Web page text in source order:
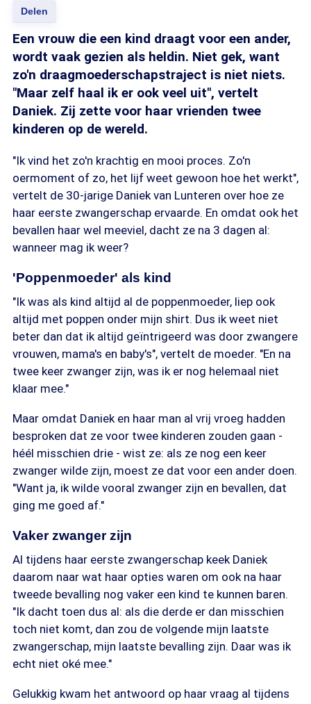
Delen
Een vrouw die een kind draagt voor een ander,
wordt vaak gezien als heldin. Niet gek, want
zo'n draagmoederschapstraject is niet niets.
"Maar zelf haal ik er ook veel uit", vertelt
Daniek. Zij zette voor haar vrienden twee
kinderen op de wereld.
"Ik vind het zo'n krachtig en mooi proces. Zo'n
oermoment of zo, het lijf weet gewoon hoe het werkt",
vertelt de 30-jarige Daniek van Lunteren over hoe ze
haar eerste zwangerschap ervaarde. En omdat ook het
bevallen haar wel meeviel, dacht ze na 3 dagen al:
wanneer mag ik weer?
'Poppenmoeder' als kind
"Ik was als kind altijd al de poppenmoeder, liep ook
altijd met poppen onder mijn shirt. Dus ik weet niet
beter dan dat ik altijd geïntrigeerd was door zwangere
vrouwen, mama's en baby's", vertelt de moeder. "En na
twee keer zwanger zijn, was ik er nog helemaal niet
klaar mee."
Maar omdat Daniek en haar man al vrij vroeg hadden
besproken dat ze voor twee kinderen zouden gaan -
héél misschien drie - wist ze: als ze nog een keer
zwanger wilde zijn, moest ze dat voor een ander doen.
"Want ja, ik wilde vooral zwanger zijn en bevallen, dat
ging me goed af."
Vaker zwanger zijn
Al tijdens haar eerste zwangerschap keek Daniek
daarom naar wat haar opties waren om ook na haar
tweede bevalling nog vaker een kind te kunnen baren.
"Ik dacht toen dus al: als die derde er dan misschien
toch niet komt, dan zou de volgende mijn laatste
zwangerschap, mijn laatste bevalling zijn. Daar was ik
echt niet oké mee."
Gelukkig kwam het antwoord op haar vraag al tijdens